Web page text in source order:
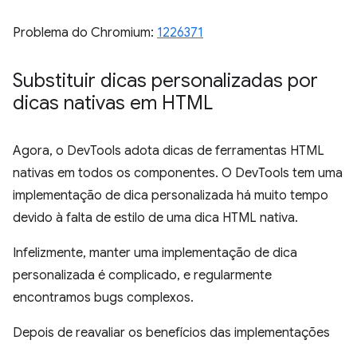
Problema do Chromium: 1226371
Substituir dicas personalizadas por
dicas nativas em HTML
Agora, o DevTools adota dicas de ferramentas HTML
nativas em todos os componentes. O DevTools tem uma
implementação de dica personalizada há muito tempo
devido à falta de estilo de uma dica HTML nativa.
Infelizmente, manter uma implementação de dica
personalizada é complicado, e regularmente
encontramos bugs complexos.
Depois de reavaliar os benefícios das implementações